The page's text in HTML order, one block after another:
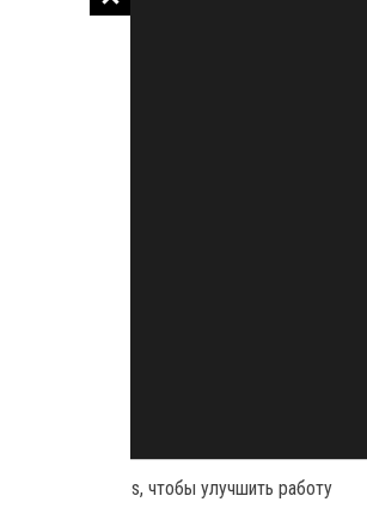
файлы cookies, чтобы улучшить работу